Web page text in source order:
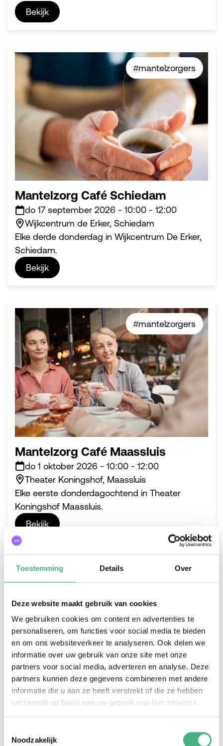
Toestemming Details Over
Deze website maakt gebruik van cookies
We gebruiken cookies om content en advertenties te
personaliseren, om functies voor social media te bieden
en om ons websiteverkeer te analyseren. Ook delen we
informatie over uw gebruik van onze site met onze
partners voor social media, adverteren en analyse. Deze
partners kunnen deze gegevens combineren met andere
informatie die u aan ze heeft verstrekt of die ze hebben
verzameld op basis van uw gebruik van hun services.
Noodzakelijk
Bekijk
Mantelzorg Café Schiedam
do 17 september 2026 - 10:00 - 12:00
Wijkcentrum de Erker, Schiedam
Elke derde donderdag in Wijkcentrum De Erker,
Schiedam.
Bekijk
#mantelzorgers
Mantelzorg Café Maassluis
do 1 oktober 2026 - 10:00 - 12:00
Theater Koningshof, Maassluis
Elke eerste donderdagochtend in Theater
Koningshof Maassluis.
Bekijk
#mantelzorgers
Alzheimer Café Vlaardingen
Zonnehuisgroep, Vlaardingen
#mantelzorgers